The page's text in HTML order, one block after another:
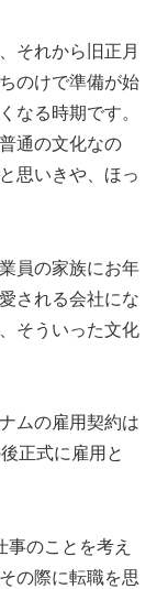
それから旧正月
のけで準備が始
なる時期です。
通の文化なの
思いきや、ほっ
員の家族にお年
される会社にな
そういった文化
ムの雇用契約は
正式に雇用と
のことを考え
の際に転職を思